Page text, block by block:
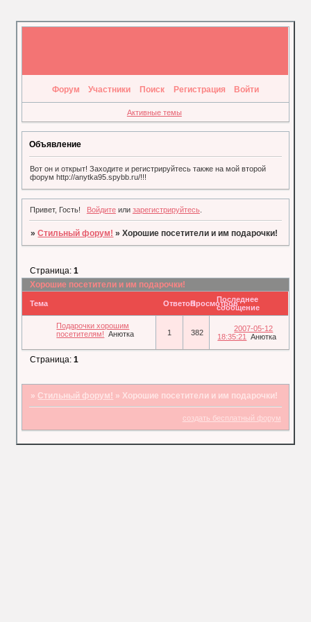
Форум Участники Поиск Регистрация Войти
Активные темы
Объявление
Вот он и открыт! Заходите и регистрируйтесь также на мой второй
форум http://anytka95.spybb.ru/!!!
Привет, Гость! Войдитеили зарегистрируйтесь.
»Стильный форум! »Хорошие посетители и им подарочки!
Хорошие посетители и им подарочки!
Страница:1
Тема ОтветовПросмотровПоследнее
сообщение
Подарочки хорошим
посетителям!
Анютка 1 382
2007-05-12
18:35:21
Анютка
Страница:1
» Стильный форум! »Хорошие посетители и им подарочки!
создать бесплатный форум